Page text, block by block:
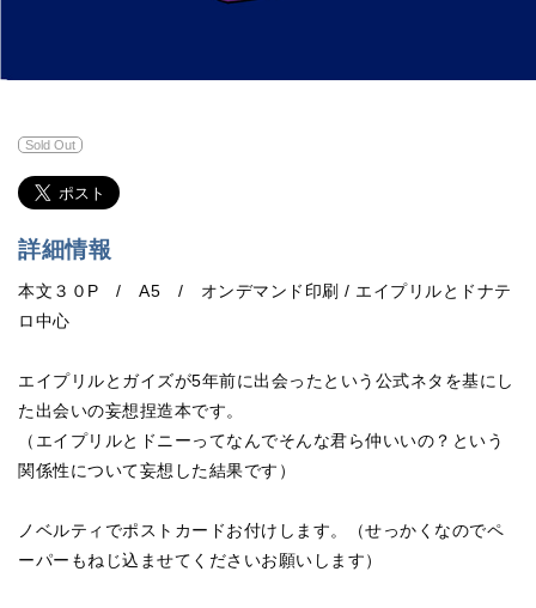
Sold Out
詳細情報
本文３０P / A5 / オンデマンド印刷 / エイプリルとドナテ
ロ中心
エイプリルとガイズが5年前に出会ったという公式ネタを基にし
た出会いの妄想捏造本です。
（エイプリルとドニーってなんでそんな君ら仲いいの？という
関係性について妄想した結果です）
ノベルティでポストカードお付けします。（せっかくなのでペ
ーパーもねじ込ませてくださいお願いします）